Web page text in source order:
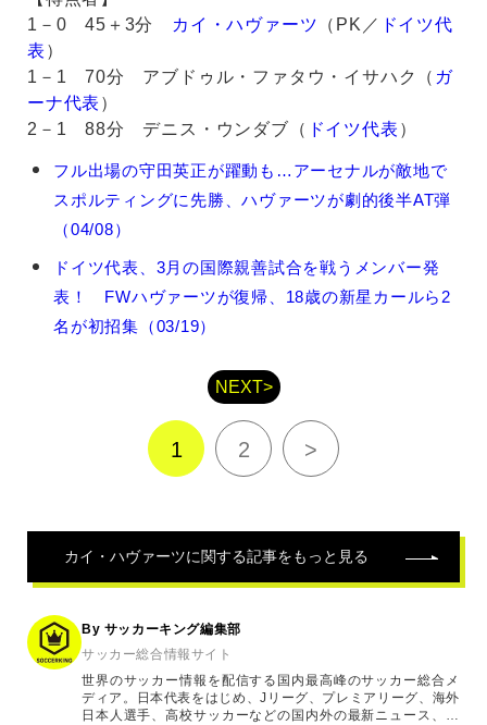
1－0 45＋3分
カイ・ハヴァーツ （PK／ ドイツ代
表 ）
1－1 70分 アブドゥル・ファタウ・イサハク（ ガ
ーナ代表 ）
2－1 88分 デニス・ウンダブ（ ドイツ代表 ）
カ
ー
フル出場の守田英正が躍動も…アーセナルが敵地で
スポルティングに先勝、ハヴァーツが劇的後半AT弾
（04/08）
ドイツ代表、3月の国際親善試合を戦うメンバー発
表！ FWハヴァーツが復帰、18歳の新星カールら2
名が初招集（03/19）
NEXT>
1 2 >
カイ・ハヴァーツに関する記事をもっと見る
By サッカーキング編集部
サッカー総合情報サイト
世界のサッカー情報を配信する国内最高峰のサッカー総合メ
ディア。日本代表をはじめ、Jリーグ、プレミアリーグ、海外
日本人選手、高校サッカーなどの国内外の最新ニュース、コ